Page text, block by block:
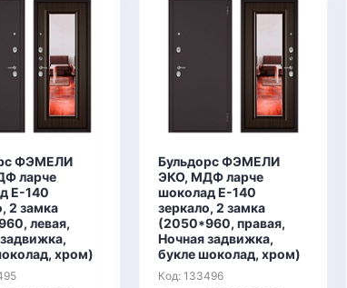
ФЭМЕЛИ
ларче
E-140
2 замка
левая,
хром)
Бульдорс ФЭМЕЛИ
ЭКО, МДФ ларче
шоколад E-140
зеркало, 2 замка
(2050*960, правая,
Ночная задвижка,
букле шоколад, хром)
Код: 133496